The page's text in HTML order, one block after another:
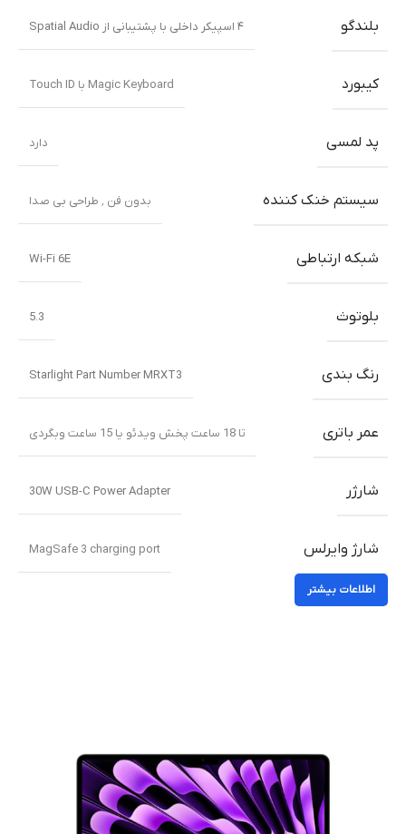
بلندگو ۴ اسپیکر داخلی با پشتیبانی از Spatial Audio
کیبورد Magic Keyboard با Touch ID
پد لمسی دارد
سیستم خنک کننده بدون فن ٬ طراحی بی صدا
شبکه ارتباطی Wi-Fi 6E
بلوتوث 5.3
رنگ بندی Starlight Part Number MRXT3
عمر باتری تا 18 ساعت پخش ویدئو یا 15 ساعت وبگردی
شارژر 30W USB-C Power Adapter
شارژ وایرلس MagSafe 3 charging port
اطلاعات بیشتر